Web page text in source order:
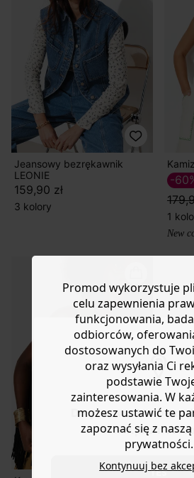
Do you want to be
YES
Jeansowy bezrękawnik
LEONIE
159,90 zł
3 kolory
-
1
New
Promod wykorzystuje
celu zapewnienia
funkcjonowania,
odbiorców,
dostosowanych do
oraz wysyłania Ci
podstawie
zainteresowania. W
możesz ustawić te
zapoznać się z
prywatności.
Kontynuuj bez